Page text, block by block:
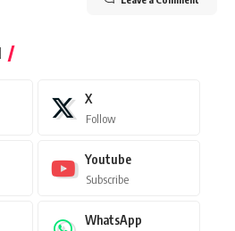
X
Follow
Youtube
Subscribe
WhatsApp